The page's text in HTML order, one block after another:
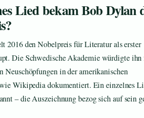
Lied bekam Bob Dylan
2016 den Nobelpreis für Literatur als erster
Die Schwedische Akademie würdigte ihn
Neuschöpfungen in der amerikanischen
Wikipedia dokumentiert. Ein einzelnes
– die Auszeichnung bezog sich auf sein